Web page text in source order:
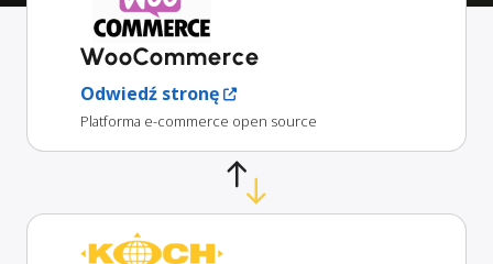
WooCommerce
Odwiedź stronę
Platforma e-commerce open source